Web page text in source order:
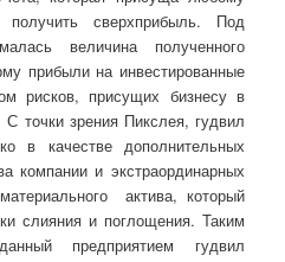
получить сверхприбыль. Под
величина полученного
прибыли на инвестированные
рисков, присущих бизнесу в
С точки зрения Пикслея, гудвил
в качестве дополнительных
компании и экстраординарных
актива, который
слияния и поглощения. Таким
предприятием гудвил